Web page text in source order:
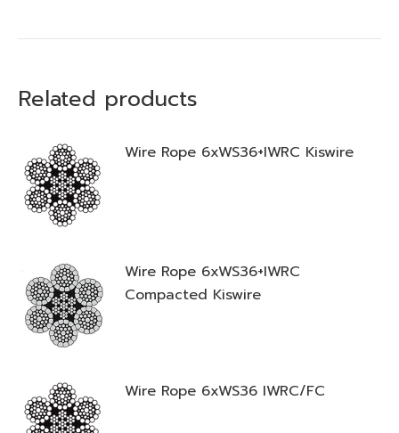
Related products
Wire Rope 6xWS36+IWRC Kiswire
Wire Rope 6xWS36+IWRC
Compacted Kiswire
Wire Rope 6xWS36 IWRC/FC